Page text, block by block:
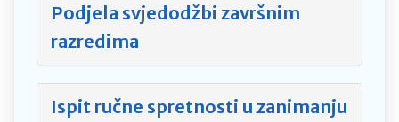
Podjela svjedodžbi završnim
razredima
Ispit ručne spretnosti u zanimanju